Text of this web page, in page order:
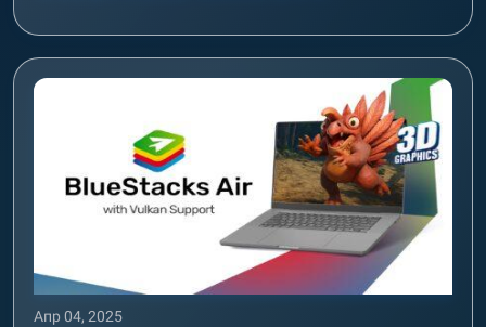
Апр 04, 2025